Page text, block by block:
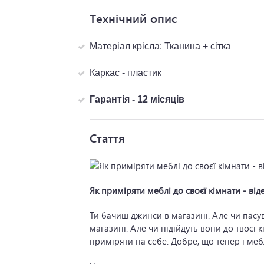
Технічний опис
Матеріал крісла: Тканина + сітка
Каркас - пластик
Гарантія - 12 місяців
Стаття
Як приміряти меблі до своєї кімнати -